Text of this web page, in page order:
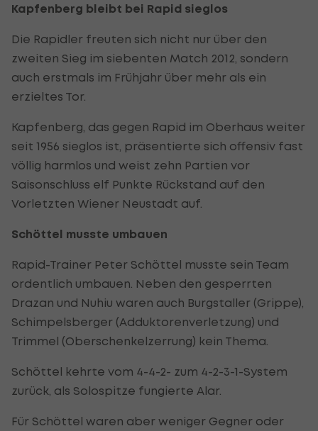
Kapfenberg bleibt bei Rapid sieglos
Die Rapidler freuten sich nicht nur über den
zweiten Sieg im siebenten Match 2012, sondern
auch erstmals im Frühjahr über mehr als ein
erzieltes Tor.
Kapfenberg, das gegen Rapid im Oberhaus weiter
seit 1956 sieglos ist, präsentierte sich offensiv fast
völlig harmlos und weist zehn Partien vor
Saisonschluss elf Punkte Rückstand auf den
Vorletzten Wiener Neustadt auf.
Schöttel musste umbauen
Rapid-Trainer Peter Schöttel musste sein Team
ordentlich umbauen. Neben den gesperrten
Drazan und Nuhiu waren auch Burgstaller (Grippe),
Schimpelsberger (Adduktorenverletzung) und
Trimmel (Oberschenkelzerrung) kein Thema.
Schöttel kehrte vom 4-4-2- zum 4-2-3-1-System
zurück, als Solospitze fungierte Alar.
Für Schöttel waren aber weniger Gegner oder